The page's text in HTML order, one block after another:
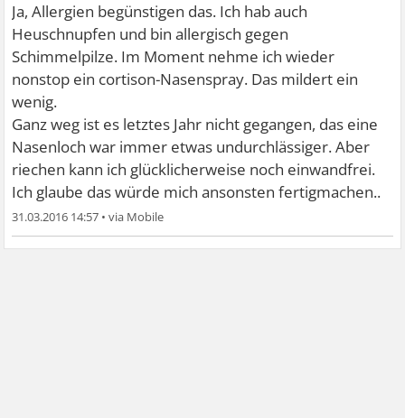
Ja, Allergien begünstigen das. Ich hab auch
Heuschnupfen und bin allergisch gegen
Schimmelpilze. Im Moment nehme ich wieder
nonstop ein cortison-Nasenspray. Das mildert ein
wenig.
Ganz weg ist es letztes Jahr nicht gegangen, das eine
Nasenloch war immer etwas undurchlässiger. Aber
riechen kann ich glücklicherweise noch einwandfrei.
Ich glaube das würde mich ansonsten fertigmachen..
31.03.2016 14:57 •